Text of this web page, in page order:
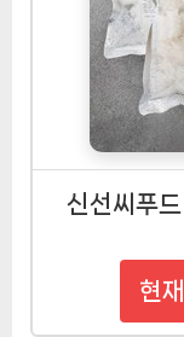
신선씨푸
현